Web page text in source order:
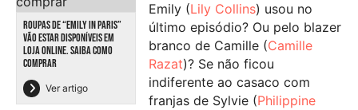
ROUPAS DE “EMILY IN PARIS”
VÃO ESTAR DISPONÍVEIS EM
LOJA ONLINE. SAIBA COMO
COMPRAR
Ver artigo
Emily (Lily Collins) usou no
último episódio? Ou pelo blazer
branco de Camille (Camille
Razat)? Se não ficou
indiferente ao casaco com
franjas de Sylvie (Philippine